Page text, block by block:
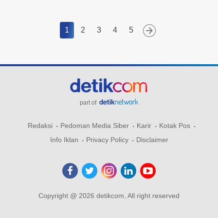
1 2 3 4 5
part of
Redaksi Pedoman Media Siber Karir
Kotak Pos
Info Iklan
Privacy Policy Disclaimer
Copyright @ 2026 detikcom, All right reserved